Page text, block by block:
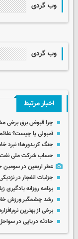
وب گردی
وب گردی
اخبار مرتبط
چرا قبوض برق برخی
آمبولی پا چیست؟
جنگ کریدورها؛ نبرد
حساب‌ شرکت ملی نفت
عطر اربعین در
جزئیات انفجار در
برنامه روزانه
رشد چشمگیر ورزش
برخی از بهترین
حادثه دریایی در